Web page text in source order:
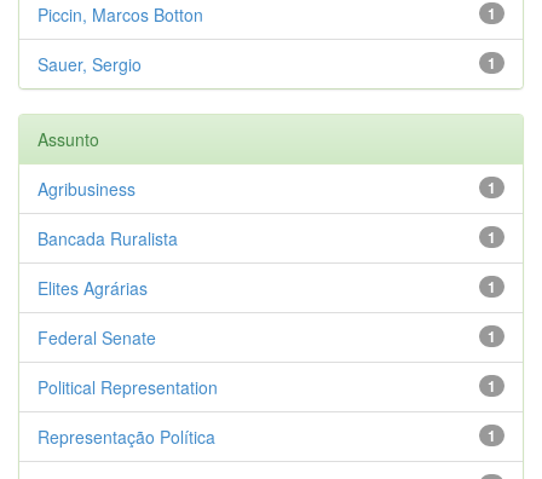
1
Piccin, Marcos Botton
1
Sauer, Sergio
Assunto
1
Agribusiness
1
Bancada Ruralista
1
Elites Agrárias
1
Federal Senate
1
Political Representation
1
Representação Política